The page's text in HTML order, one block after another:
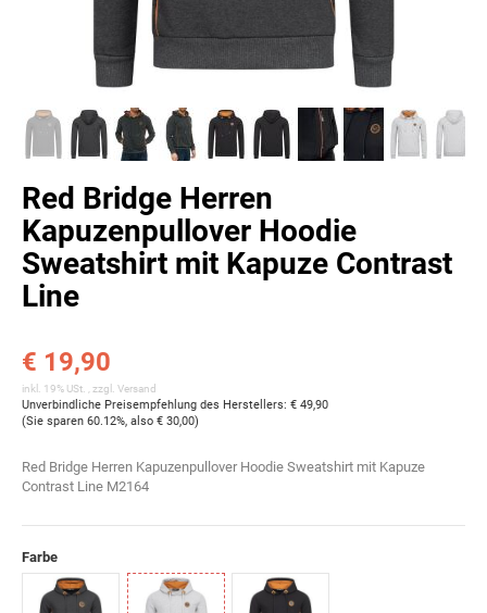
Red Bridge Herren
Kapuzenpullover Hoodie
Sweatshirt mit Kapuze Contrast
Line
€ 19,90
inkl. 19% USt. , zzgl. Versand
Unverbindliche Preisempfehlung des Herstellers: € 49,90
(Sie sparen 60.12%, also € 30,00)
Red Bridge Herren Kapuzenpullover Hoodie Sweatshirt mit Kapuze
Contrast Line M2164
Farbe